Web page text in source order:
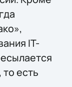
IT-
есть